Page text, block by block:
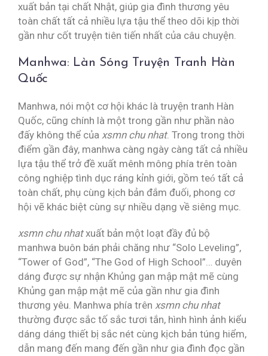
xuất bản tại chất Nhật, giúp gia đình thương yêu
toàn chất tất cả nhiều lựa tậu thể theo dõi kịp thời
gần như cốt truyện tiên tiến nhất của câu chuyện.
Manhwa: Làn Sóng Truyện Tranh Hàn
Quốc
Manhwa, nói một cơ hội khác là truyện tranh Hàn
Quốc, cũng chính là một trong gần như phần nào
đấy không thể của xsmn chu nhat. Trong trong thời
điểm gần đây, manhwa càng ngày càng tất cả nhiều
lựa tậu thể trở đề xuất mênh mông phía trên toàn
công nghiệp tình dục ráng kỉnh giới, gồm teó tất cả
toàn chất, phụ cùng kịch bản đắm đuối, phong cơ
hội vẽ khác biệt cùng sự nhiều dạng về siêng mục.
xsmn chu nhatxuất bản một loạt đầy đủ bộ
manhwa buôn bán phải chăng như “Solo Leveling”,
“Tower of God”, “The God of High School”… duyên
dáng được sự nhận Khủng gan mập mật mẽ cùng
Khủng gan mập mật mẽ của gần như gia đình
thương yêu. Manhwa phía trên xsmn chu nhat
thường được sắc tố sắc tươi tắn, hình hình ảnh kiểu
dáng dáng thiết bị sắc nét cùng kịch bản túng hiểm,
dẫn mang đến mang đến gần như gia đình đọc gần